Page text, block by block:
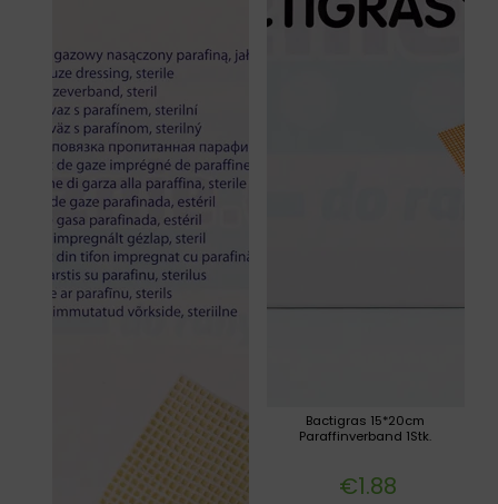
Bactigras 15*20cm
Paraffinverband 1Stk.
€1.88